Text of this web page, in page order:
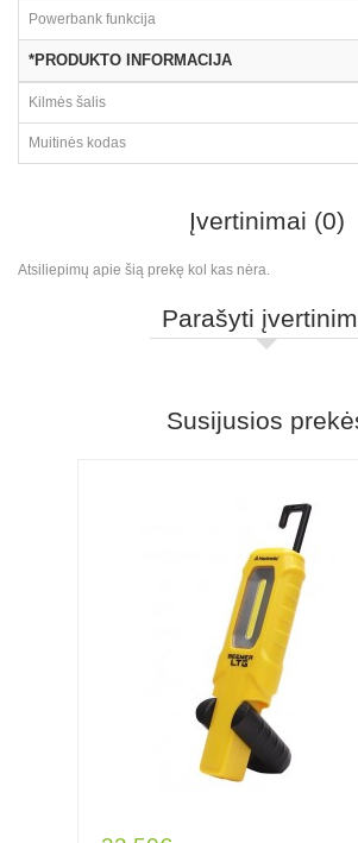
Powerbank funkcija
*PRODUKTO INFORMACIJA
Kilmės šalis
Muitinės kodas
Įvertinimai (0)
Atsiliepimų apie šią prekę kol kas nėra.
Parašyti
Susijusios